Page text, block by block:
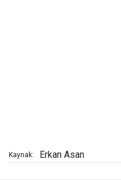
Kaynak: Erkan Asan